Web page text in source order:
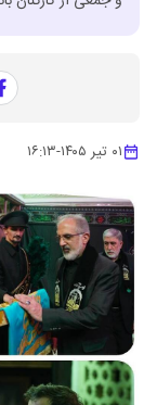
۰۱ تیر ۱۴۰۵ -۱۶:۱۳